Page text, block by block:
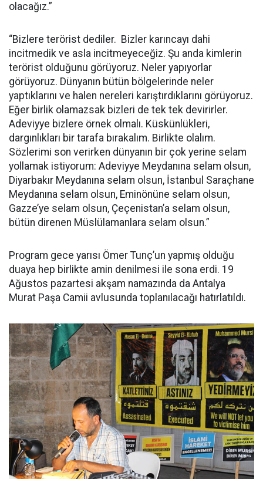
olacağız.”
“Bizlere terörist dediler. Bizler karıncayı dahi
incitmedik ve asla incitmeyeceğiz. Şu anda kimlerin
terörist olduğunu görüyoruz. Neler yapıyorlar
görüyoruz. Dünyanın bütün bölgelerinde neler
yaptıklarını ve halen nereleri karıştırdıklarını görüyoruz.
Eğer birlik olamazsak bizleri de tek tek devirirler.
Adeviyye bizlere örnek olmalı. Küskünlükleri,
dargınlıkları bir tarafa bırakalım. Birlikte olalım.
Sözlerimi son verirken dünyanın bir çok yerine selam
yollamak istiyorum: Adeviyye Meydanına selam olsun,
Diyarbakır Meydanına selam olsun, İstanbul Saraçhane
Meydanına selam olsun, Eminönüne selam olsun,
Gazze’ye selam olsun, Çeçenistan’a selam olsun,
bütün direnen Müslülamanlara selam olsun.”
Program gece yarısı Ömer Tunç’un yapmış olduğu
duaya hep birlikte amin denilmesi ile sona erdi. 19
Ağustos pazartesi akşam namazında da Antalya
Murat Paşa Camii avlusunda toplanılacağı hatırlatıldı.